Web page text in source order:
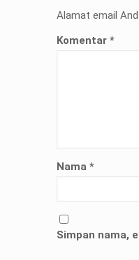
Alamat email
Komentar*
Nama*
Simpan nama,
Kementerian